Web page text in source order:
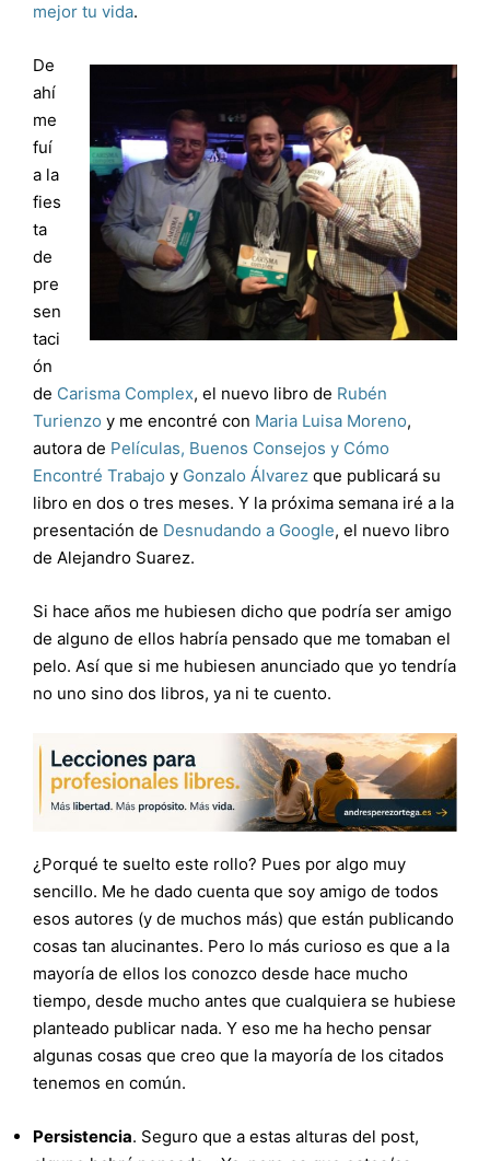
mejor tu vida.
De
ahí
me
fuí
a la
fies
ta
de
pre
sen
taci
ón
de Carisma Complex, el nuevo libro de Rubén
Turienzo y me encontré con Maria Luisa Moreno,
autora de Películas, Buenos Consejos y Cómo
Encontré Trabajo y Gonzalo Álvarez que publicará su
libro en dos o tres meses. Y la próxima semana iré a la
presentación de Desnudando a Google, el nuevo libro
de Alejandro Suarez.
Si hace años me hubiesen dicho que podría ser amigo
de alguno de ellos habría pensado que me tomaban el
pelo. Así que si me hubiesen anunciado que yo tendría
no uno sino dos libros, ya ni te cuento.
¿Porqué te suelto este rollo? Pues por algo muy
sencillo. Me he dado cuenta que soy amigo de todos
esos autores (y de muchos más) que están publicando
cosas tan alucinantes. Pero lo más curioso es que a la
mayoría de ellos los conozco desde hace mucho
tiempo, desde mucho antes que cualquiera se hubiese
planteado publicar nada. Y eso me ha hecho pensar
algunas cosas que creo que la mayoría de los citados
tenemos en común.
Persistencia. Seguro que a estas alturas del post,